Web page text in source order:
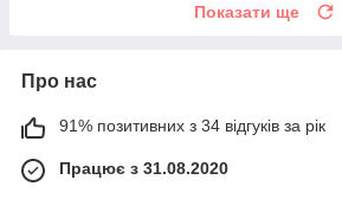
Показати ще
Про нас
91% позитивних з 34 відгуків за рік
Працює з 31.08.2020